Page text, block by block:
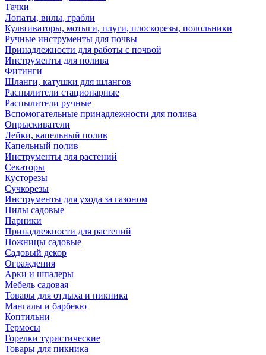
Тачки
Лопаты, вилы, грабли
Культиваторы, мотыги, плуги, плоскорезы, полольники
Ручные инструменты для почвы
Принадлежности для работы с почвой
Инструменты для полива
Фитинги
Шланги, катушки для шлангов
Распылители стационарные
Распылители ручные
Вспомогательные принадлежности для полива
Опрыскиватели
Лейки, капельный полив
Капельный полив
Инструменты для растений
Секаторы
Кусторезы
Сучкорезы
Инструменты для ухода за газоном
Пилы садовые
Парники
Принадлежности для растений
Ножницы садовые
Садовый декор
Ограждения
Арки и шпалеры
Мебель садовая
Товары для отдыха и пикника
Мангалы и барбекю
Коптильни
Термосы
Горелки туристические
Товары для пикника